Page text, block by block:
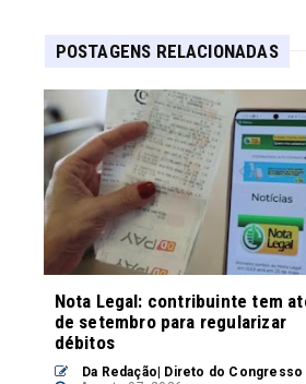
POSTAGENS RELACIONADAS
Nota Legal: contribuinte tem
de setembro para regularizar
débitos
Da Redação| Direto do Congresso